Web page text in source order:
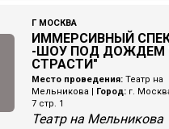
Г МОСКВА
ИММЕРСИВНЫЙ
-ШОУ ПОД ДОЖДЕМ
СТРАСТИ"
Место проведения: Театр на
Мельникова | Город: г.
7 стр. 1
Театр на Мельникова